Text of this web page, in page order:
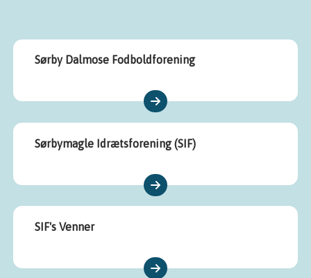
Sørby Dalmose Fodboldforening
Sørbymagle Idrætsforening (SIF)
SIF's Venner